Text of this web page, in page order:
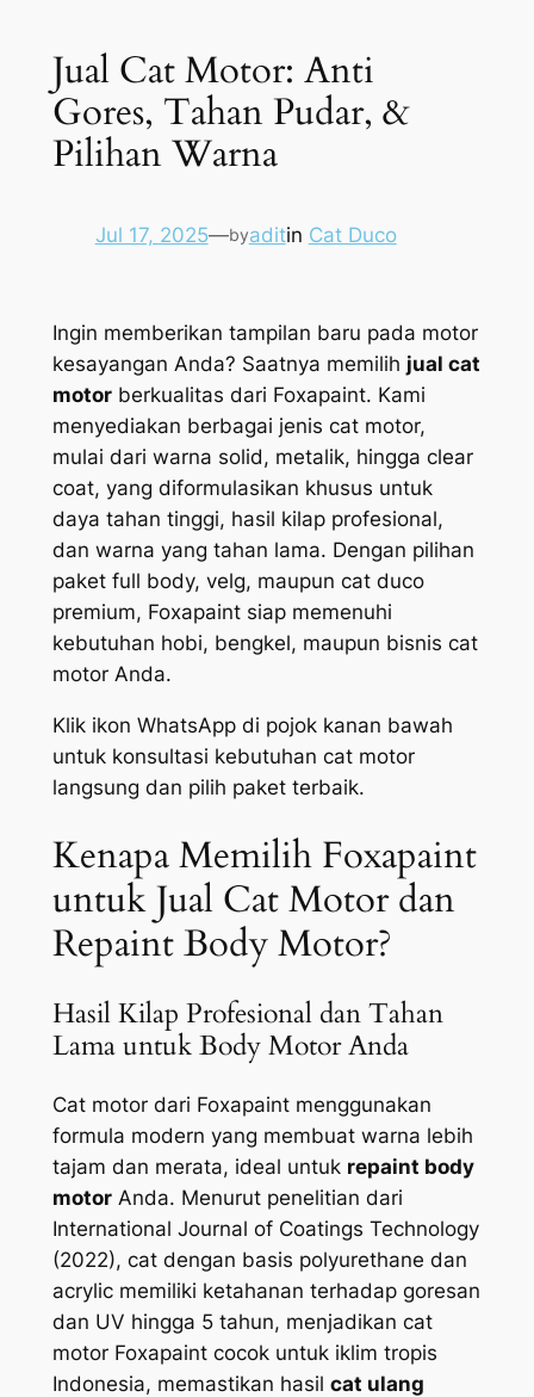
Jual Cat Motor: Anti
Gores, Tahan Pudar, &
Pilihan Warna
Jul 17, 2025—byaditin Cat Duco
Ingin memberikan tampilan baru pada motor
kesayangan Anda? Saatnya memilih jual cat
motorberkualitas dari Foxapaint. Kami
menyediakan berbagai jenis cat motor,
mulai dari warna solid, metalik, hingga clear
coat, yang diformulasikan khusus untuk
daya tahan tinggi, hasil kilap profesional,
dan warna yang tahan lama. Dengan pilihan
paket full body, velg, maupun cat duco
premium, Foxapaint siap memenuhi
kebutuhan hobi, bengkel, maupun bisnis cat
motor Anda.
Klik ikon WhatsApp di pojok kanan bawah
untuk konsultasi kebutuhan cat motor
langsung dan pilih paket terbaik.
Kenapa Memilih Foxapaint
untuk Jual Cat Motor dan
Repaint Body Motor?
Hasil Kilap Profesional dan Tahan
Lama untuk Body Motor Anda
Cat motor dari Foxapaint menggunakan
formula modern yang membuat warna lebih
tajam dan merata, ideal untuk repaint body
motorAnda. Menurut penelitian dari
International Journal of Coatings Technology
(2022), cat dengan basis polyurethane dan
acrylic memiliki ketahanan terhadap goresan
dan UV hingga 5 tahun, menjadikan cat
motor Foxapaint cocok untuk iklim tropis
Indonesia, memastikan hasil cat ulang